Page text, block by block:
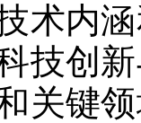
术内
技创
关键